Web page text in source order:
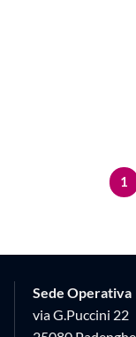
1
Sede Operativa
via G.Puccini 22